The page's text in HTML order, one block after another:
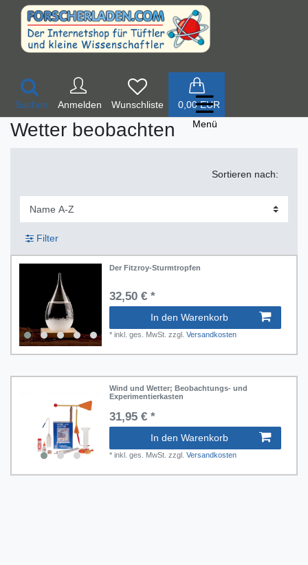
Suchen Anmelden 0,00 EUR
☰
Menü
Vorstellungsvermögen
und Rechnen
Wetter beobachten
Sortieren nach:
Filter
Der Fitzroy-Sturmtropfen
32,50 € *
In den Warenkorb
* inkl. ges. MwSt. zzgl. Versandkosten
Wind und Wetter; Beobachtungs- und
Experimentierkasten
31,95 € *
In den Warenkorb
* inkl. ges. MwSt. zzgl. Versandkosten